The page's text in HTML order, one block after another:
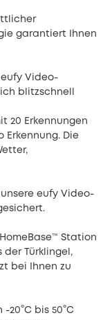
garantiert Ihnen
Video-
blitzschnell
20 Erkennungen
Erkennung. Die
eufy Video-
Station
der Türklingel,
bei Ihnen zu
20°C bis 50°C